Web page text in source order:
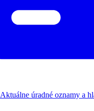
Aktuálne úradné oznamy a